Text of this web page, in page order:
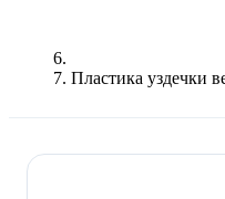
Пластика уздечки